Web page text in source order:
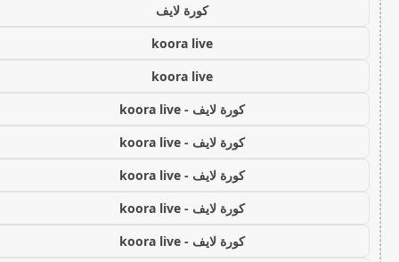
كورة لايف
koora live
koora live
كورة لايف - koora live
كورة لايف - koora live
كورة لايف - koora live
كورة لايف - koora live
كورة لايف - koora live